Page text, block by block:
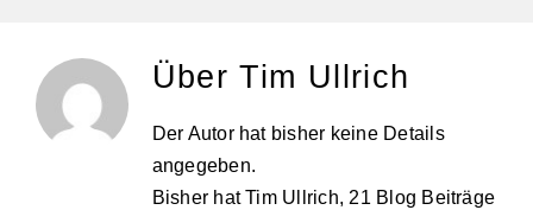
ÜberTim Ullrich
Der Autor hat bisher keine Details
angegeben.
Bisher hat Tim Ullrich, 21 Blog Beiträge